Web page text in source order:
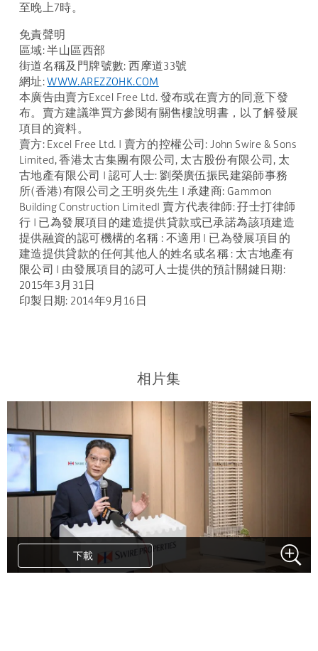
至晚上7時。
免責聲明
區域: 半山區西部
街道名稱及門牌號數: 西摩道33號
網址:WWW.AREZZOHK.COM
本廣告由賣方Excel Free Ltd. 發布或在賣方的同意下發
布。賣方建議準買方參閱有關售樓說明書，以了解發展
項目的資料。
賣方: Excel Free Ltd. | 賣方的控權公司: John Swire & Sons
Limited, 香港太古集團有限公司, 太古股份有限公司, 太
古地產有限公司 | 認可人士: 劉榮廣伍振民建築師事務
所(香港)有限公司之王明炎先生 | 承建商: Gammon
Building Construction Limited| 賣方代表律師: 孖士打律師
行 | 已為發展項目的建造提供貸款或已承諾為該項建造
提供融資的認可機構的名稱 : 不適用 | 已為發展項目的
建造提供貸款的任何其他人的姓名或名稱 : 太古地產有
限公司 | 由發展項目的認可人士提供的預計關鍵日期:
2015年3月31日
印製日期: 2014年9月16日
相片集
下載